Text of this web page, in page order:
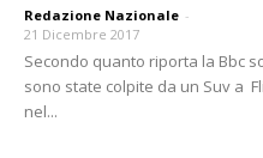
Redazione Nazionale -
21 Dicembre 2017
Secondo quanto riporta la Bbc
sono state colpite da un Suv a
nel...